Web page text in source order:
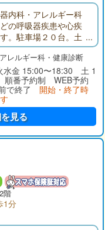
内科・アレルギー科
の呼吸器疾患や心疾
。駐車場２０台。土
レルギー科・健康診断
水金 15:00〜18:30 土 1
番予約制 WEB予約
で終了 開始・終了時
見る
階
1分